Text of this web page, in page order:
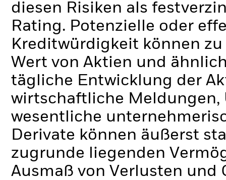
diesen Risiken als
Rating. Potenzielle oder
Kreditwürdigkeit können
Wert von Aktien und
tägliche Entwicklung der
wirtschaftliche Meldungen,
wesentliche
Derivate können äußerst
zugrunde liegenden
Ausmaß von Verlusten und